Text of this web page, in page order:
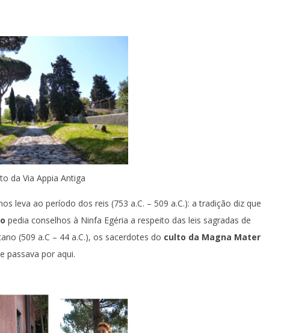
da Via Appia Antiga
leva ao período dos reis (753 a.C. – 509 a.C.): a tradição diz que
pedia conselhos à Ninfa Egéria a respeito das leis sagradas de
(509 a.C – 44 a.C.), os sacerdotes do culto da Magna Mater
passava por aqui.